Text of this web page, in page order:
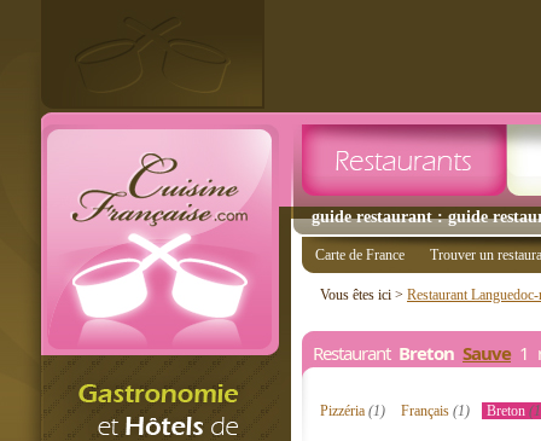
guide restaurant : guide
Carte de France Trouver un
Vous êtes ici > Restaurant
Restaurant Breton Sauve1
Pizzéria (1) Français(1) Breton